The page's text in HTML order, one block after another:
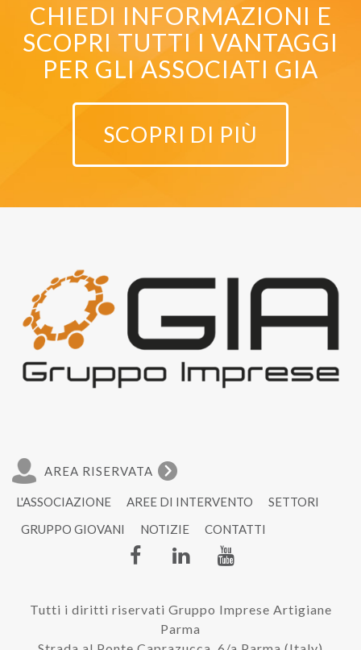
CHIEDI INFORMAZIONI E
SCOPRI TUTTI I VANTAGGI
PER GLI ASSOCIATI GIA
SCOPRI DI PIÙ
AREA RISERVATA
L'ASSOCIAZIONE AREE DI INTERVENTO
SETTORI
GRUPPO GIOVANI
NOTIZIE CONTATTI
Tutti i diritti riservati Gruppo Imprese Artigiane
Parma